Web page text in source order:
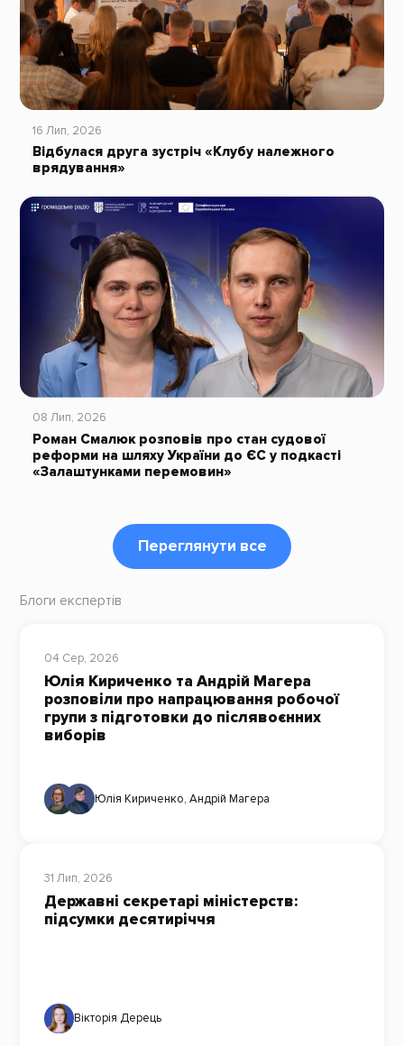
16 Лип, 2026
Відбулася друга зустріч «Клубу належного
врядування»
08 Лип, 2026
Роман Смалюк розповів про стан судової
реформи на шляху України до ЄС у подкасті
«Залаштунками перемовин»
Переглянути все
Блоги експертів
04 Сер, 2026
Юлія Кириченко та Андрій Магера
розповіли про напрацювання робочої
групи з підготовки до післявоєнних
виборів
Юлія Кириченко, Андрій Магера
31 Лип, 2026
Державні секретарі міністерств:
підсумки десятиріччя
Вікторія Дерець